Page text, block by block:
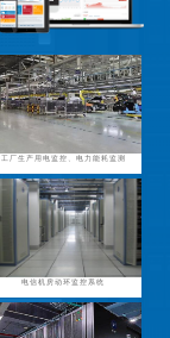
工厂生产用电监控、电力能耗监测
电信机房动环监控系统